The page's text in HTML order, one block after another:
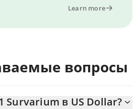
Learn more
вопросы
Survarium в US Dollar?